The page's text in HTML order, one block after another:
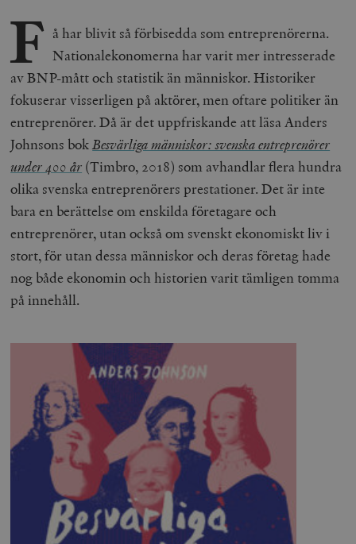
F å har blivit så förbisedda som entreprenörerna.
Nationalekonomerna har varit mer intresserade
av BNP-mått och statistik än människor. Historiker
fokuserar visserligen på aktörer, men oftare politiker än
entreprenörer. Då är det uppfriskande att läsa Anders
Johnsons bokBesvärliga människor: svenska entreprenörer
under 400 år (Timbro, 2018) som avhandlar flera hundra
olika svenska entreprenörers prestationer. Det är inte
bara en berättelse om enskilda företagare och
entreprenörer, utan också om svenskt ekonomiskt liv i
stort, för utan dessa människor och deras företag hade
nog både ekonomin och historien varit tämligen tomma
på innehåll.